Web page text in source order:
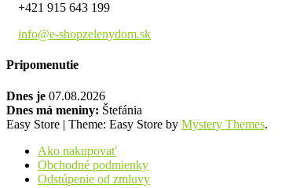
+421 915 643 199
info@e-shopzelenydom.sk
Pripomenutie
Dnes je 07.08.2026
Dnes má meniny: Štefánia
Easy Store | Theme: Easy Store by Mystery Themes.
Ako nakupovať
Obchodné podmienky
Odstúpenie od zmluvy